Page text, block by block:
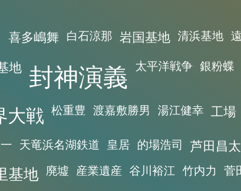
喜多嶋舞 白石涼那 岩国基地 清浜基地
地 封神演義 太平洋戦争 銀粉蝶
大戦 松重豊 渡嘉敷勝男 湯江健幸 工場
天竜浜名湖鉄道 皇居 的場浩司 芦田昌
基地 廃墟 産業遺産 谷川裕江 竹内力 菅